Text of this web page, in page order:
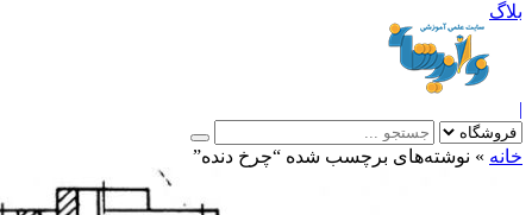
بلاگ
|
خانه » نوشته‌های برچسب شده “چرخ دنده”